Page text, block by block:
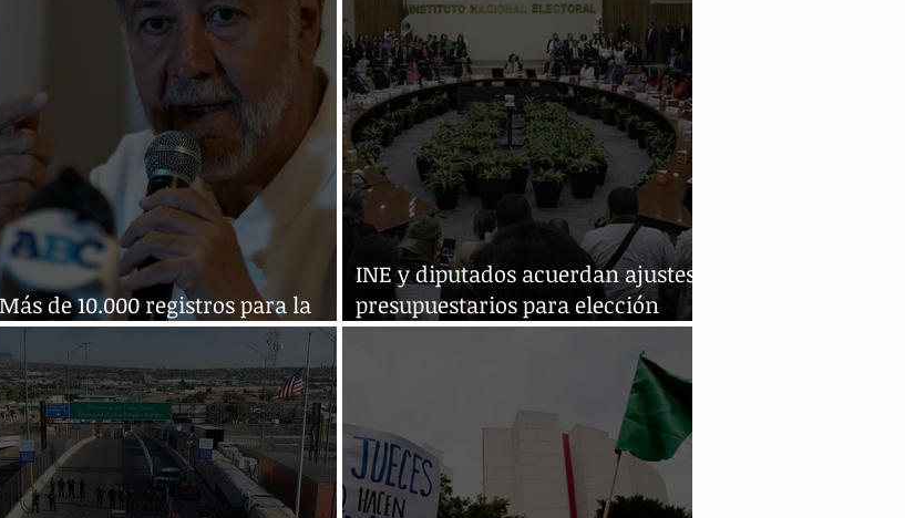
Más de 10.000 registros para la
elección judicial de 2025
INE y diputados acuerdan ajustes
presupuestarios para elección
judicial de 2025